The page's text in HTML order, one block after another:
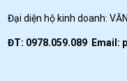
Đại diện hộ kinh doanh:
ĐT: 0978.059.089 Email: